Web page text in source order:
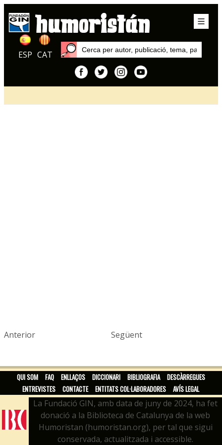
ESP CAT
Anterior Següent
QUI SOM FAQ ENLLAÇOS DICCIONARI BIBLIOGRAFIA
DESCÀRREGUES
ENTREVISTES
CONTACTE ENTITATS COL·LABORADORES AVÍS LEGAL
La Fundació GIN, amb data de juny de 2024, ha fet
donació a la Biblioteca de Catalunya de la web
Humoristan (humoristan.org), per tal que sigui
conservada, actualitzada i accessible.